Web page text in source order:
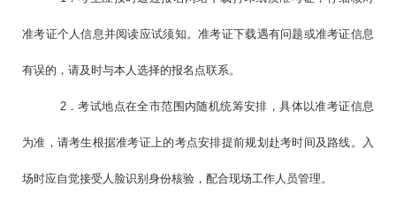
准考证个人信息并阅读应试须知。准考证下载遇有问题或准考证信息
有误的，请及时与本人选择的报名点联系。
2．考试地点在全市范围内随机统筹安排，具体以准考证信息
为准，请考生根据准考证上的考点安排提前规划赴考时间及路线。入
场时应自觉接受人脸识别身份核验，配合现场工作人员管理。